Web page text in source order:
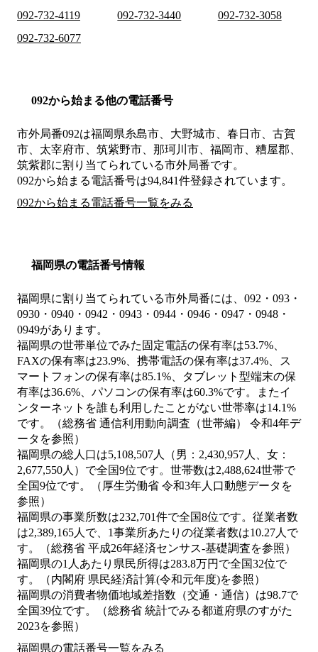
092-732-4119
092-732-3440
092-732-3058
092-732-6077
092から始まる他の電話番号
市外局番092は福岡県糸島市、大野城市、春日市、古賀
市、太宰府市、筑紫野市、那珂川市、福岡市、糟屋郡、
筑紫郡に割り当てられている市外局番です。
092から始まる電話番号は94,841件登録されています。
092から始まる電話番号一覧をみる
福岡県の電話番号情報
福岡県に割り当てられている市外局番には、092・093・
0930・0940・0942・0943・0944・0946・0947・0948・
0949があります。
福岡県の世帯単位でみた固定電話の保有率は53.7%、
FAXの保有率は23.9%、携帯電話の保有率は37.4%、ス
マートフォンの保有率は85.1%、タブレット型端末の保
有率は36.6%、パソコンの保有率は60.3%です。またイ
ンターネットを誰も利用したことがない世帯率は14.1%
です。（総務省 通信利用動向調査（世帯編） 令和4年デ
ータを参照）
福岡県の総人口は5,108,507人（男：2,430,957人、女：
2,677,550人）で全国9位です。世帯数は2,488,624世帯で
全国9位です。（厚生労働省 令和3年人口動態データを
参照）
福岡県の事業所数は232,701件で全国8位です。従業者数
は2,389,165人で、1事業所あたりの従業者数は10.27人で
す。（総務省 平成26年経済センサス‐基礎調査を参照）
福岡県の1人あたり県民所得は283.8万円で全国32位で
す。（内閣府 県民経済計算(令和元年度)を参照）
福岡県の消費者物価地域差指数（交通・通信）は98.7で
全国39位です。（総務省 統計でみる都道府県のすがた
2023を参照）
福岡県の電話番号一覧をみる